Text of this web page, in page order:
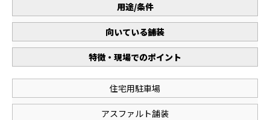
用途/条件
向いている舗装
特徴・現場でのポイント
住宅用駐車場
アスファルト舗装